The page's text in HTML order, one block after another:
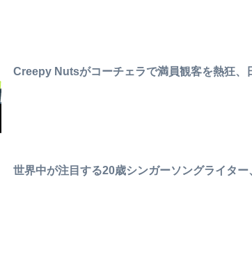
Creepy Nutsがコーチェラで満員観客を熱狂、
世界中が注目する20歳シンガーソングライタ